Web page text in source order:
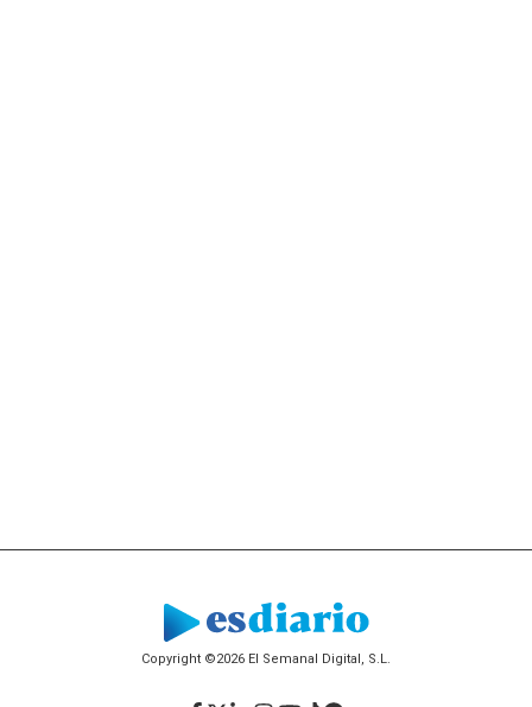
Copyright ©2026 El Semanal Digital, S.L.